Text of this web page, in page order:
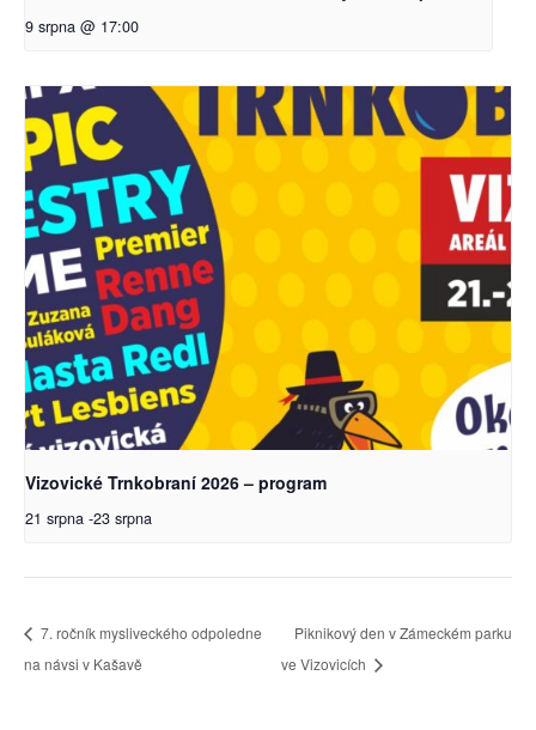
9 srpna @ 17:00
Vizovické Trnkobraní 2026 – program
21 srpna -23 srpna
7. ročník mysliveckého odpoledne
na návsi v Kašavě
Piknikový den v Zámeckém parku
ve Vizovicích